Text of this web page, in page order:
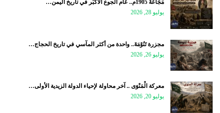
مَجَاعَةُ 1905م.. عَام الجوع الأَكْبَر في تاريخ اليمن…
يوليو 28, 2026
مجزرة تَنُوْمَةَ.. واحدة من أكثر المآسي في تاريخ الحجاج…
يوليو 26, 2026
معركة الْمَنْوَى .. آخر محاولة لإحياء الدولة الزيدية الأولى…
يوليو 20, 2026